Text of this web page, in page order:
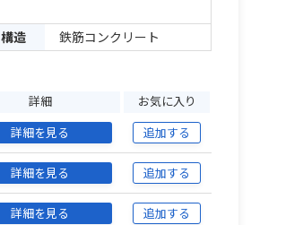
構造 鉄筋コンクリート
詳細 お気に入り
詳細を見る 追加する
詳細を見る 追加する
詳細を見る 追加する